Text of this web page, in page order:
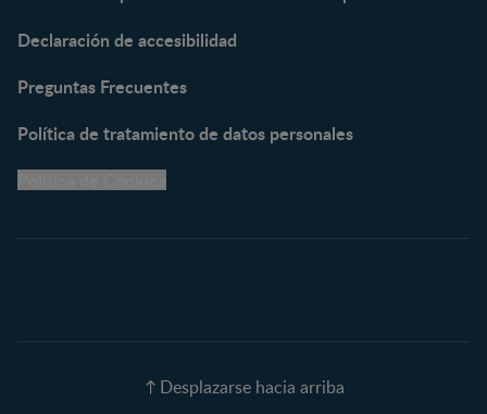
NESCARE®
Herramientas
Calculadora de color de
Declaración de accesibilidad
Preguntas Frecuentes
Política de tratamiento de datos personales
Desplazarse hacia arriba